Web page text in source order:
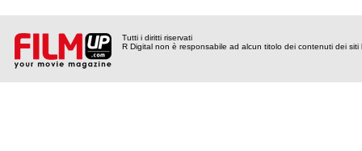
Tutti i diritti riservati
R Digital non è responsabile ad alcun titolo dei contenuti dei siti